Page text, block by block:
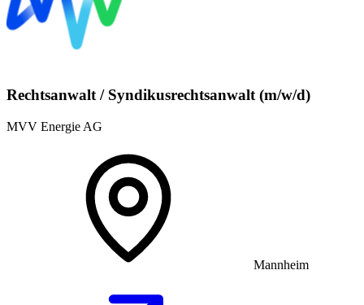
Rechtsanwalt / Syndikusrechtsanwalt (m/w/d)
MVV Energie AG
Mannheim